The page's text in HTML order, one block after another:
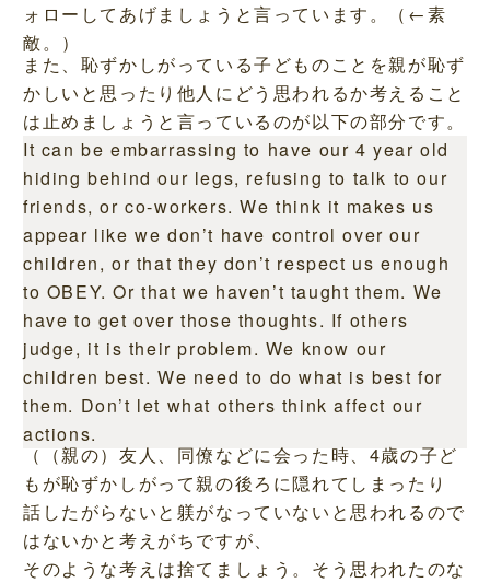
ォローしてあげましょうと言っています。（←素
敵。）
また、恥ずかしがっている子どものことを親が恥ず
かしいと思ったり他人にどう思われるか考えること
は止めましょうと言っているのが以下の部分です。
It can be embarrassing to have our 4 year old
hiding behind our legs, refusing to talk to our
friends, or co-workers. We think it makes us
appear like we don’t have control over our
children, or that they don’t respect us enough
to OBEY. Or that we haven’t taught them. We
have to get over those thoughts. If others
judge, it is their problem. We know our
children best. We need to do what is best for
them. Don’t let what others think affect our
actions.
（（親の）友人、同僚などに会った時、4歳の子ど
もが恥ずかしがって親の後ろに隠れてしまったり
話したがらないと躾がなっていないと思われるので
はないかと考えがちですが、
そのような考えは捨てましょう。そう思われたのな